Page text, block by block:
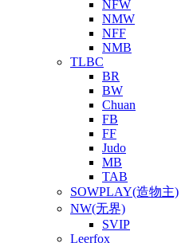
NFW
NMW
NFF
NMB
TLBC
BR
BW
Chuan
FB
FF
Judo
MB
TAB
SOWPLAY(造物主)
NW(无界)
SVIP
Leerfox